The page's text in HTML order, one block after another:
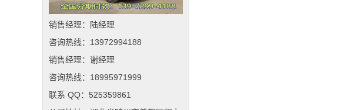
销售经理：陆经理
咨询热线：13972994188
销售经理：谢经理
咨询热线：18995971999
联系 QQ：525359861